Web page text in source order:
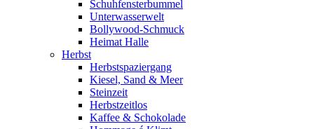
Schuhfensterbummel
Unterwasserwelt
Bollywood-Schmuck
Heimat Halle
Herbst
Herbstspaziergang
Kiesel, Sand & Meer
Steinzeit
Herbstzeitlos
Kaffee & Schokolade